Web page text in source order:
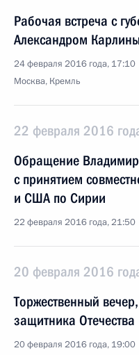
Рабочая встреча с
Александром
24 февраля 2016 года, 17:10
Москва, Кремль
22 февраля 2016
Обращение
с принятием
и США по Сирии
22 февраля 2016 года, 21:50
20 февраля 2016
Торжественный
защитника Отечества
20 февраля 2016 года, 19:00